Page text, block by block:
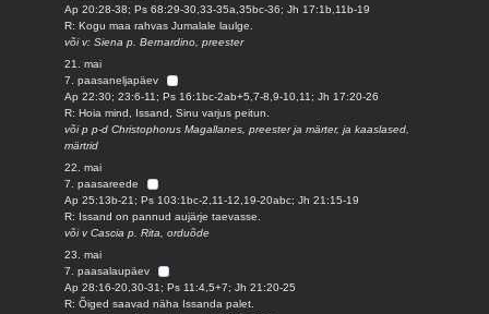
Ap 20:28-38; Ps 68:29-30,33-35a,35bc-36; Jh 17:1b,11b-19
R: Kogu maa rahvas Jumalale laulge.
või v: Siena p. Bernardino, preester
21. mai
7. paasaneljapäev
Ap 22:30; 23:6-11; Ps 16:1bc-2ab+5,7-8,9-10,11; Jh 17:20-26
R: Hoia mind, Issand, Sinu varjus peitun.
või p p-d Christophorus Magallanes, preester ja märter, ja kaaslased,
märtrid
22. mai
7. paasareede
Ap 25:13b-21; Ps 103:1bc-2,11-12,19-20abc; Jh 21:15-19
R: Issand on pannud aujärje taevasse.
või v Cascia p. Rita, orduõde
23. mai
7. paasalaupäev
Ap 28:16-20,30-31; Ps 11:4,5+7; Jh 21:20-25
R: Õiged saavad näha Issanda palet.